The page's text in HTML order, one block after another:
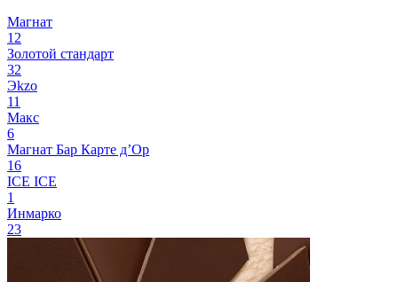
Магнат
12
Золотой стандарт
32
Эkzо
11
Макс
6
Магнат Бар Карте д’Ор
16
ICE ICE
1
Инмарко
23